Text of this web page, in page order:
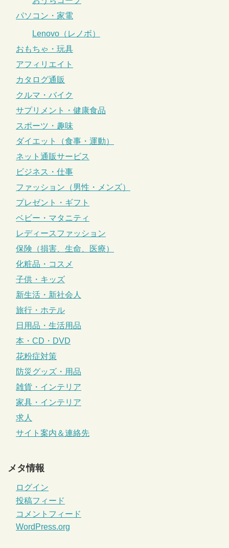
パソコン・家電
Lenovo（レノボ）
おもちゃ・玩具
アフィリエイト
カタログ通販
クルマ・バイク
サプリメント・健康食品
スポーツ・趣味
ダイエット（食事・運動）
ネット通販サービス
ビジネス・仕事
ファッション（男性・メンズ）
プレゼント・ギフト
ベビー・マタニティ
レディースファッション
保険（損害、生命、医療）
化粧品・コスメ
子供・キッズ
新生活・新社会人
旅行・ホテル
日用品・生活用品
本・CD・DVD
花粉症対策
防災グッズ・用品
雑貨・インテリア
家具・インテリア
求人
サイト案内＆連絡先
メタ情報
ログイン
投稿フィード
コメントフィード
WordPress.org